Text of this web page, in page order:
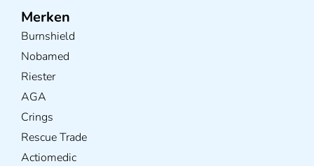
Merken
Burnshield
Nobamed
Riester
AGA
Crings
Rescue Trade
Actiomedic